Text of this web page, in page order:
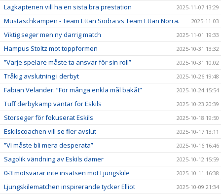
Lagkaptenen vill ha en sista bra prestation 2025-11-07 13:29
Mustaschkampen - Team Ettan Södra vs Team Ettan Norra. 2025-11-03
Viktig seger men ny darrig match 2025-11-01 19:33
Hampus Stoltz mot toppformen 2025-10-31 13:32
”Varje spelare måste ta ansvar för sin roll” 2025-10-31 10:02
Tråkig avslutning i derbyt 2025-10-26 19:48
Fabian Velander: ”För många enkla mål bakåt” 2025-10-24 15:54
Tuff derbykamp väntar för Eskils 2025-10-23 20:39
Storseger för fokuserat Eskils 2025-10-18 19:50
Eskilscoachen vill se fler avslut 2025-10-17 13:11
”Vi måste bli mera desperata” 2025-10-16 16:46
Sagolik vändning av Eskils damer 2025-10-12 15:59
0-3 motsvarar inte insatsen mot Ljungskile 2025-10-11 16:38
Ljungskilematchen inspirerande tycker Elliot 2025-10-09 21:34